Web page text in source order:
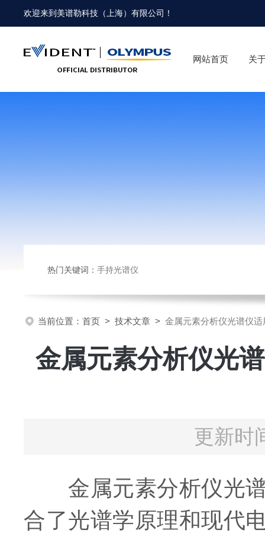
欢迎来到 美谱勒科技（上海）有限公司 ！
网站首页 关
热门关键词： 手持光谱仪
当前位置： 首页 > 技术文章 > 金属元素分析仪光谱仪
金属元素分析仪光
更新时
金属元素分析仪光谱
合了光谱学原理和现代